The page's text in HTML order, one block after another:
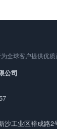
全球客户提供优质
公司
沙工业区裕成路2